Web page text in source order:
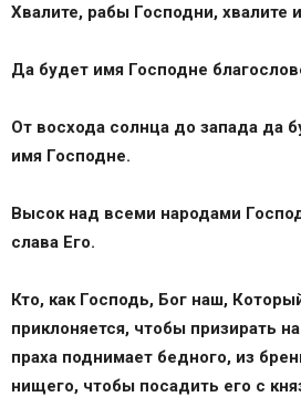
Хвалите, рабы Господни, хвалите
Да будет имя Господне
От восхода солнца до запада да
имя Господне.
Высок над всеми народами
слава Его.
Кто, как Господь, Бог наш,
приклоняется, чтобы призирать
праха поднимает бедного, из
нищего, чтобы посадить его с